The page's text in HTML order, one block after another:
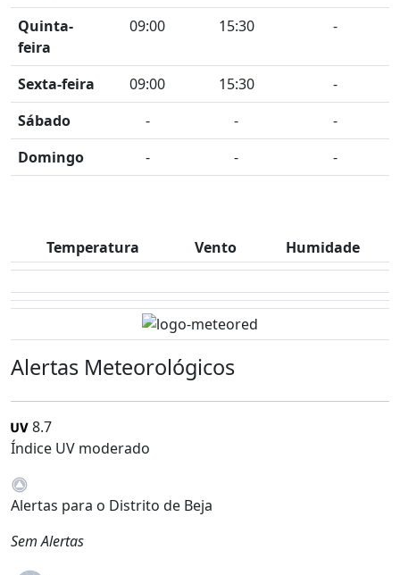
Quinta-
feira
09:00 15:30 -
Sexta-feira 09:00 15:30
-
Sábado
- -
-
Domingo
- - -
Temperatura Vento Humidade
Alertas Meteorológicos
8.7
Índice UV moderado
Alertas para o Distrito de Beja
Sem Alertas